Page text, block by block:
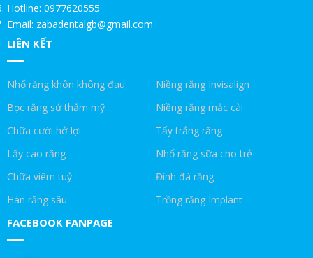
ƯU ĐÃI ĐẶC BIỆT CHO KHÁCH HÀNG NGÀNH BẤT ĐỘNG SẢN.
CHỨC NĂNG CỦA RĂNG KHÔN!NHA KHOA GIA BẢO
Trồng răng Implant ăn hạt cứng thoải mái|Nha Khoa Gia Bảo
Trồng răng Implant ở Gia Bảo như ở Mỹ|Nha Khoa Gia Bảo
Trồng răng Implant ăn nhai thế nào?!Nha Khoa Gia Bảo
Trồng răng Implant sợ nhất điều này|Nha Khoa Gia Bảo
Hotline: 0977620555
Email: zabadentalgb@gmail.com
LIÊN KẾT
Nhổ răng khôn không đau
Niềng răng Invisalign
Bọc răng sứ thẩm mỹ
Niềng răng mắc cài
Chữa cười hở lợi
Tẩy trắng răng
Lấy cao răng
Nhổ răng sữa cho trẻ
Chữa viêm tuỷ
Đính đá răng
Hàn răng sâu
Trồng răng Implant
FACEBOOK FANPAGE